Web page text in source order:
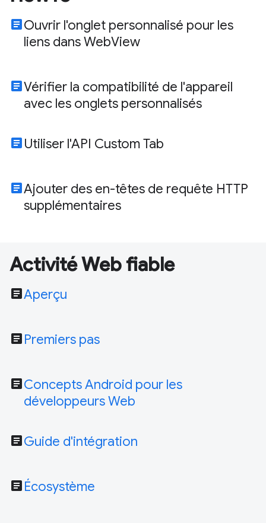
articleOuvrir l'onglet personnalisé pour les
liens dans WebView
articleVérifier la compatibilité de l'appareil
avec les onglets personnalisés
article Utiliser l'API Custom Tab
articleAjouter des en-têtes de requête HTTP
supplémentaires
Activité Web fiable
articleAperçu
article Premiers pas
articleConcepts Android pour les
développeurs Web
articleGuide d'intégration
article Écosystème